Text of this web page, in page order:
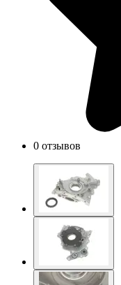
0 отзывов